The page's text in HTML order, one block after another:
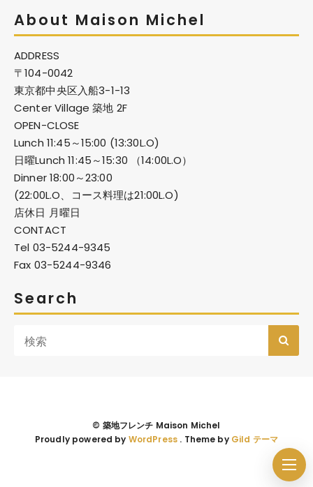
About Maison Michel
ADDRESS
〒104-0042
東京都中央区入船3-1-13
Center Village 築地 2F
OPEN-CLOSE
Lunch 11:45～15:00 (13:30L.O)
日曜Lunch 11:45～15:30 （14:00L.O）
Dinner 18:00～23:00
(22:00L.O、コース料理は21:00L.O)
店休日 月曜日
CONTACT
Tel 03-5244-9345
Fax 03-5244-9346
Search
© 築地フレンチ Maison Michel
Proudly powered by WordPress . Theme by Gild テーマ